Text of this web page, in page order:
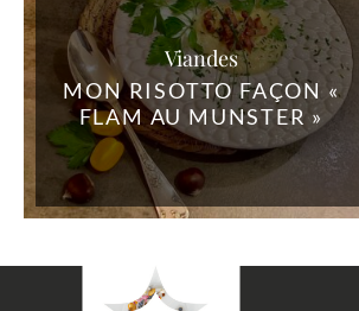
Viandes
MON RISOTTO FAÇON «
FLAM AU MUNSTER »